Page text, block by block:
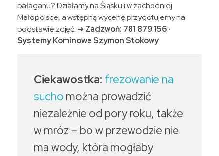
bałaganu? Działamy na Śląsku i w zachodniej
Małopolsce, a wstępną wycenę przygotujemy na
podstawie zdjęć. ➜ Zadzwoń: 781 879 156 ·
Systemy Kominowe Szymon Stokowy
Ciekawostka: frezowanie na
sucho można prowadzić
niezależnie od pory roku, także
w mróz – bo w przewodzie nie
ma wody, która mogłaby